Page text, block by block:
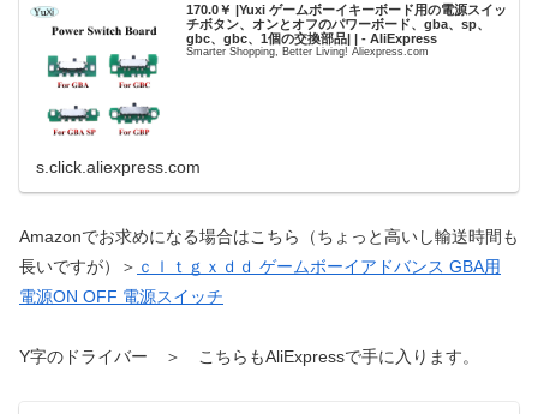
170.0￥ |Yuxi ゲームボーイキーボード用の電源スイッ
チボタン、オンとオフのパワーボード、gba、sp、
gbc、gbc、1個の交換部品| | - AliExpress
Smarter Shopping, Better Living! Aliexpress.com
s.click.aliexpress.com
Amazonでお求めになる場合はこちら（ちょっと高いし輸送時間も
長いですが）＞ ｃｌｔｇｘｄｄ ゲームボーイアドバンス GBA用
電源ON OFF 電源スイッチ
Y字のドライバー ＞ こちらもAliExpressで手に入ります。